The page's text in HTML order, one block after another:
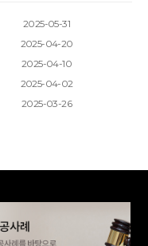
2025-05-31
2025-04-20
2025-04-10
2025-04-02
2025-03-26